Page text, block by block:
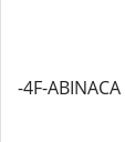
-4F-ABINACA